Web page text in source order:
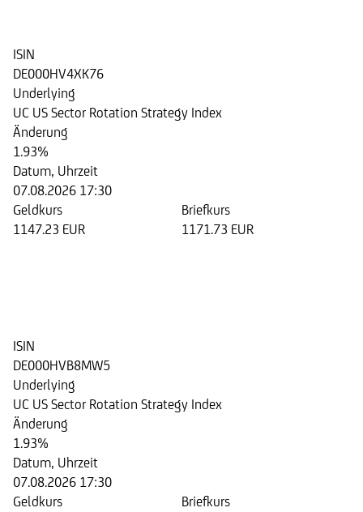
ISIN
DE000HV4XK76
Underlying
UC US Sector Rotation Strategy Index
Änderung
1.93%
Datum, Uhrzeit
07.08.2026 17:30
Geldkurs
Briefkurs
1147.23 EUR
1171.73 EUR
ISIN
DE000HVB8MW5
Underlying
UC US Sector Rotation Strategy Index
Änderung
1.93%
Datum, Uhrzeit
07.08.2026 17:30
Geldkurs
Briefkurs